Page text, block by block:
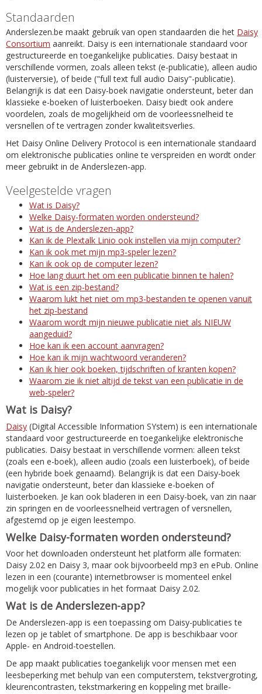
Standaarden
Anderslezen.be maakt gebruik van open standaarden die het Daisy
Consortium aanreikt. Daisy is een internationale standaard voor
gestructureerde en toegankelijke publicaties. Daisy bestaat in
verschillende vormen, zoals alleen tekst (e-publicatie), alleen audio
(luisterversie), of beide ("full text full audio Daisy"-publicatie).
Belangrijk is dat een Daisy-boek navigatie ondersteunt, beter dan
klassieke e-boeken of luisterboeken. Daisy biedt ook andere
voordelen, zoals de mogelijkheid om de voorleessnelheid te
versnellen of te vertragen zonder kwaliteitsverlies.
Het Daisy Online Delivery Protocol is een internationale standaard
om elektronische publicaties online te verspreiden en wordt onder
meer gebruikt in de Anderslezen-app.
Veelgestelde vragen
Wat is Daisy?
Welke Daisy-formaten worden ondersteund?
Wat is de Anderslezen-app?
Kan ik de Plextalk Linio ook instellen via mijn computer?
Kan ik ook met mijn mp3-speler lezen?
Kan ik ook op de computer lezen?
Hoe lang duurt het om een publicatie binnen te halen?
Wat is een zip-bestand?
Waarom lukt het niet om mp3-bestanden te openen vanuit
het zip-bestand
Waarom wordt mijn nieuwe publicatie niet als NIEUW
aangeduid?
Hoe kan ik een account aanvragen?
Hoe kan ik mijn wachtwoord veranderen?
Kan ik hier ook boeken, tijdschriften of kranten kopen?
Waarom zie ik niet altijd de tekst van een publicatie in de
web-speler?
Wat is Daisy?
Daisy (Digital Accessible Information SYstem) is een internationale
standaard voor gestructureerde en toegankelijke elektronische
publicaties. Daisy bestaat in verschillende vormen: alleen tekst
(zoals een e-boek), alleen audio (zoals een luisterboek), of beide
(een hybride boek genaamd). Belangrijk is dat een Daisy-boek
navigatie ondersteunt, beter dan klassieke e-boeken of
luisterboeken. Je kan ook bladeren in een Daisy-boek, van zin naar
zin springen en de voorleessnelheid vertragen of versnellen,
afgestemd op je eigen leestempo.
Welke Daisy-formaten worden ondersteund?
Voor het downloaden ondersteunt het platform alle formaten:
Daisy 2.02 en Daisy 3, maar ook bijvoorbeeld mp3 en ePub. Online
lezen in een (courante) internetbrowser is momenteel enkel
mogelijk voor publicaties in het formaat Daisy 2.02.
Wat is de Anderslezen-app?
De Anderslezen-app is een toepassing om Daisy-publicaties te
lezen op je tablet of smartphone. De app is beschikbaar voor
Apple- en Android-toestellen.
De app maakt publicaties toegankelijk voor mensen met een
leesbeperking met behulp van een computerstem, tekstvergroting,
kleurencontrasten, tekstmarkering en koppeling met braille-